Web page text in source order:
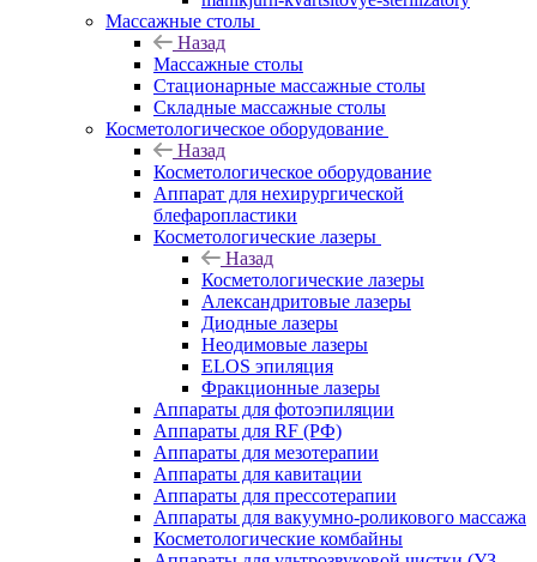
Массажные столы
Назад
Массажные столы
Стационарные массажные столы
Складные массажные столы
Косметологическое оборудование
Назад
Косметологическое оборудование
Аппарат для нехирургической
блефаропластики
Косметологические лазеры
Назад
Косметологические лазеры
Александритовые лазеры
Диодные лазеры
Неодимовые лазеры
ELOS эпиляция
Фракционные лазеры
Аппараты для фотоэпиляции
Аппараты для RF (РФ)
Аппараты для мезотерапии
Аппараты для кавитации
Аппараты для прессотерапии
Аппараты для вакуумно-роликового массажа
Косметологические комбайны